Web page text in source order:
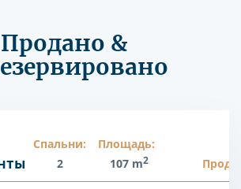
Продано &
Спальни:
2
Площадь:
107 m2